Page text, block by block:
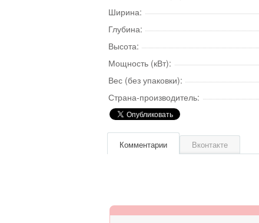
Ширина:
Глубина:
Высота:
Мощность (кВт):
Вес (без упаковки):
Страна-производитель:
Комментарии Вконтакте